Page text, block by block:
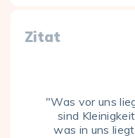
Zitat
"Was vor uns
sind
was in uns